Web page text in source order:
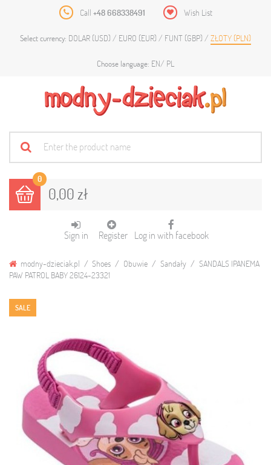
Call +48 668338491 Wish List
Select currency: DOLAR (USD) EURO (EUR) FUNT (GBP) ZŁOTY (PLN)
Choose language: EN PL
0
0,00 zł
Sign in Register Log in with facebook
modny-dzieciak.pl Shoes Obuwie Sandały
SANDALS IPANEMA
PAW PATROL BABY 26124-23321
SALE